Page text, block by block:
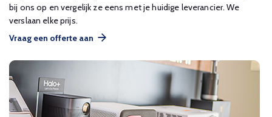
bij ons op en vergelijk ze eens met je huidige leverancier. We
verslaan elke prijs.
Vraag een offerte aan